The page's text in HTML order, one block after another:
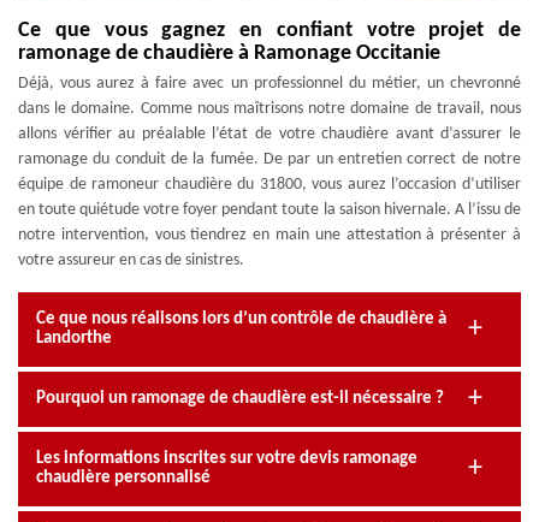
Ce que vous gagnez en confiant votre projet de
ramonage de chaudière à Ramonage Occitanie
Déjà, vous aurez à faire avec un professionnel du métier, un chevronné
dans le domaine. Comme nous maîtrisons notre domaine de travail, nous
allons vérifier au préalable l’état de votre chaudière avant d’assurer le
ramonage du conduit de la fumée. De par un entretien correct de notre
équipe de ramoneur chaudière du 31800, vous aurez l’occasion d’utiliser
en toute quiétude votre foyer pendant toute la saison hivernale. A l’issu de
notre intervention, vous tiendrez en main une attestation à présenter à
votre assureur en cas de sinistres.
Ce que nous réalisons lors d’un contrôle de chaudière à
Landorthe
Pourquoi un ramonage de chaudière est-il nécessaire ?
Les informations inscrites sur votre devis ramonage
chaudière personnalisé